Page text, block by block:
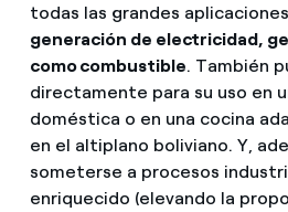
todas las grandes
generación de electricidad,
como combustible. También
directamente para su uso en
doméstica o en una cocina
en el altiplano boliviano. Y,
someterse a procesos
enriquecido (elevando la